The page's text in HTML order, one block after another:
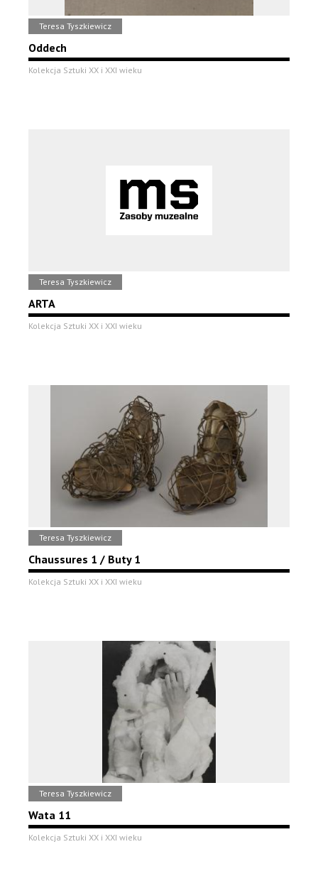
Teresa Tyszkiewicz
Oddech
Kolekcja Sztuki XX i XXI wieku
Teresa Tyszkiewicz
ARTA
Kolekcja Sztuki XX i XXI wieku
Teresa Tyszkiewicz
Chaussures 1 / Buty 1
Kolekcja Sztuki XX i XXI wieku
Teresa Tyszkiewicz
Wata 11
Kolekcja Sztuki XX i XXI wieku